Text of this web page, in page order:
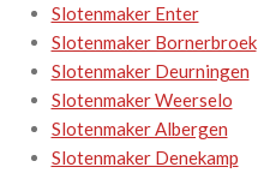
Slotenmaker Enter
Slotenmaker Bornerbroek
Slotenmaker Deurningen
Slotenmaker Weerselo
Slotenmaker Albergen
Slotenmaker Denekamp